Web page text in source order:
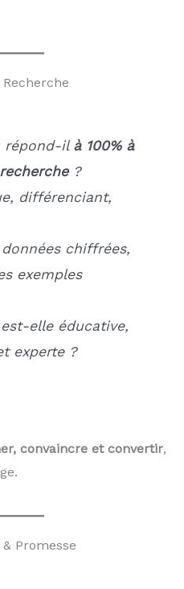
répond-il à 100% à
?
différenciant,
chiffrées,
exemples
elle éducative,
experte ?
convaincre et convertir,
Promesse